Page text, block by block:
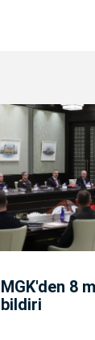
MGK'den 8
bildiri